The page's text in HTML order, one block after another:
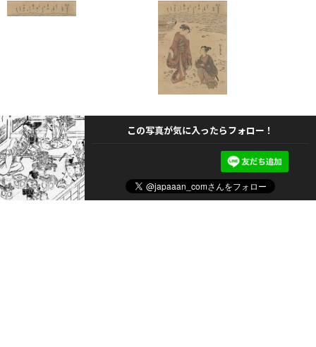
この写真が気に入ったらフォロー！